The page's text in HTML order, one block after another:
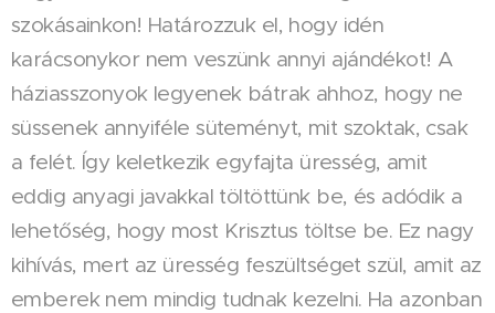
szokásainkon! Határozzuk el, hogy idén
karácsonykor nem veszünk annyi ajándékot! A
háziasszonyok legyenek bátrak ahhoz, hogy ne
süssenek annyiféle süteményt, mit szoktak, csak
a felét. Így keletkezik egyfajta üresség, amit
eddig anyagi javakkal töltöttünk be, és adódik a
lehetőség, hogy most Krisztus töltse be. Ez nagy
kihívás, mert az üresség feszültséget szül, amit az
emberek nem mindig tudnak kezelni. Ha azonban